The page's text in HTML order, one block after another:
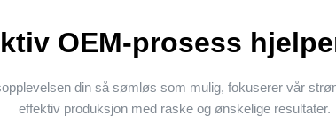
OEM-prosess
din så sømløs som mulig, fokuserer vår
effektiv produksjon med raske og ønskelige resultater.